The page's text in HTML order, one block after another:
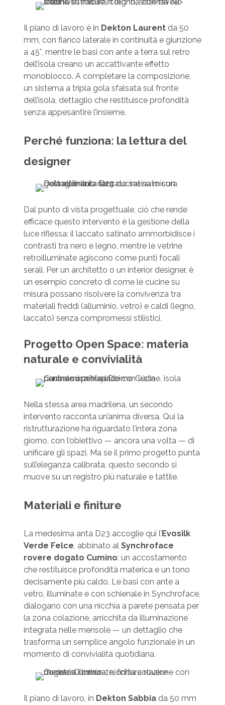
Il piano di lavoro è in Dekton Laurentda 50
mm, con fianco laterale in continuità e giunzione
a 45°, mentre le basi con ante a terra sul retro
dell’isola creano un accattivante effetto
monoblocco. A completare la composizione,
un sistema a tripla gola sfalsata sul fronte
dell’isola, dettaglio che restituisce profondità
senza appesantire l’insieme.
Perché funziona: la lettura del
designer
Dal punto di vista progettuale, ciò che rende
efficace questo intervento è la gestione della
luce riflessa: il laccato satinato ammorbidisce i
contrasti tra nero e legno, mentre le vetrine
retroilluminate agiscono come punti focali
serali. Per un architetto o un interior designer, è
un esempio concreto di come le cucine su
misura possano risolvere la convivenza tra
materiali freddi (alluminio, vetro) e caldi (legno,
laccato) senza compromessi stilistici.
Progetto Open Space: materia
naturale e convivialità
Nella stessa area madrilena, un secondo
intervento racconta un’anima diversa. Qui la
ristrutturazione ha riguardato l’intera zona
giorno, con l’obiettivo — ancora una volta — di
unificare gli spazi. Ma se il primo progetto punta
sull’eleganza calibrata, questo secondo si
muove su un registro più naturale e tattile.
Materiali e finiture
La medesima anta D23 accoglie qui l’Evosilk
Verde Felce, abbinato al Synchroface
rovere dogato Cumino: un accostamento
che restituisce profondità materica e un tono
decisamente più caldo. Le basi con ante a
vetro, illuminate e con schienale in Synchroface,
dialogano con una nicchia a parete pensata per
la zona colazione, arricchita da illuminazione
integrata nelle mensole — un dettaglio che
trasforma un semplice angolo funzionale in un
momento di convivialità quotidiana.
Il piano di lavoro, in Dekton Sabbiada 50 mm